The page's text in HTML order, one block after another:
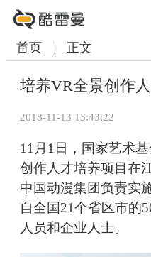
首页 正文
培养VR全景创作
2018-11-13 13:43:22
11月1日，国家艺术
创作人才培养项目在
中国动漫集团负责实
自全国21个省区市的
人员和企业人士。